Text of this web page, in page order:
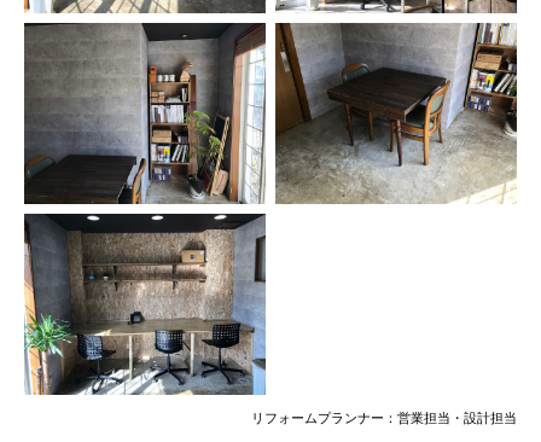
リフォームプランナー：営業担当・設計担当